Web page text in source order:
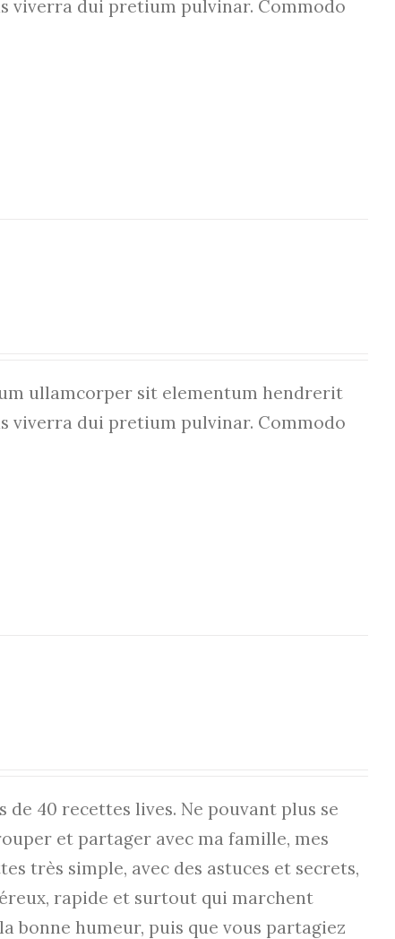
viverra dui pretium pulvinar. Commodo
ullamcorper sit elementum hendrerit
viverra dui pretium pulvinar. Commodo
40 recettes lives. Ne pouvant plus se
et partager avec ma famille, mes
très simple, avec des astuces et secrets,
rapide et surtout qui marchent
bonne humeur, puis que vous partagiez